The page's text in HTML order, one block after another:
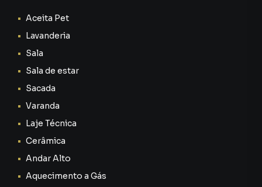
Este imóvel oferece uma planta inteligente, perfeita para
quem busca praticidade sem abrir mão do conforto.
✅ 2 Quartos com 1 Suíte confortável
✅ Sala
✅ Cozinha com armários planejados
✅ Vaga de garagem
A cozinha planejada proporciona mais organização e
aproveitamento de espaço, deixando o ambiente
Aceita Pet
Lavanderia
Sala
Sala de estar
Sacada
Varanda
Laje Técnica
Cerâmica
Andar Alto
Aquecimento a Gás